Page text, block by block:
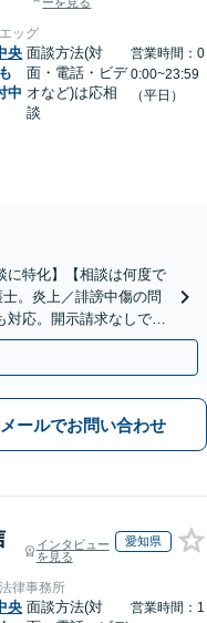
ッグ
央
中
面談方法(対
面・電話・ビデ
オなど)は応相
談
営業時間：0
0:00~23:59
（平日）
に特化】【相談は何度で
。炎上／誹謗中傷の問
対応。開示請求なしで本
メールでお問い合わせ
インタビュー
を見る
愛知県
律事務所
央 面談方法(対
営業時間：1